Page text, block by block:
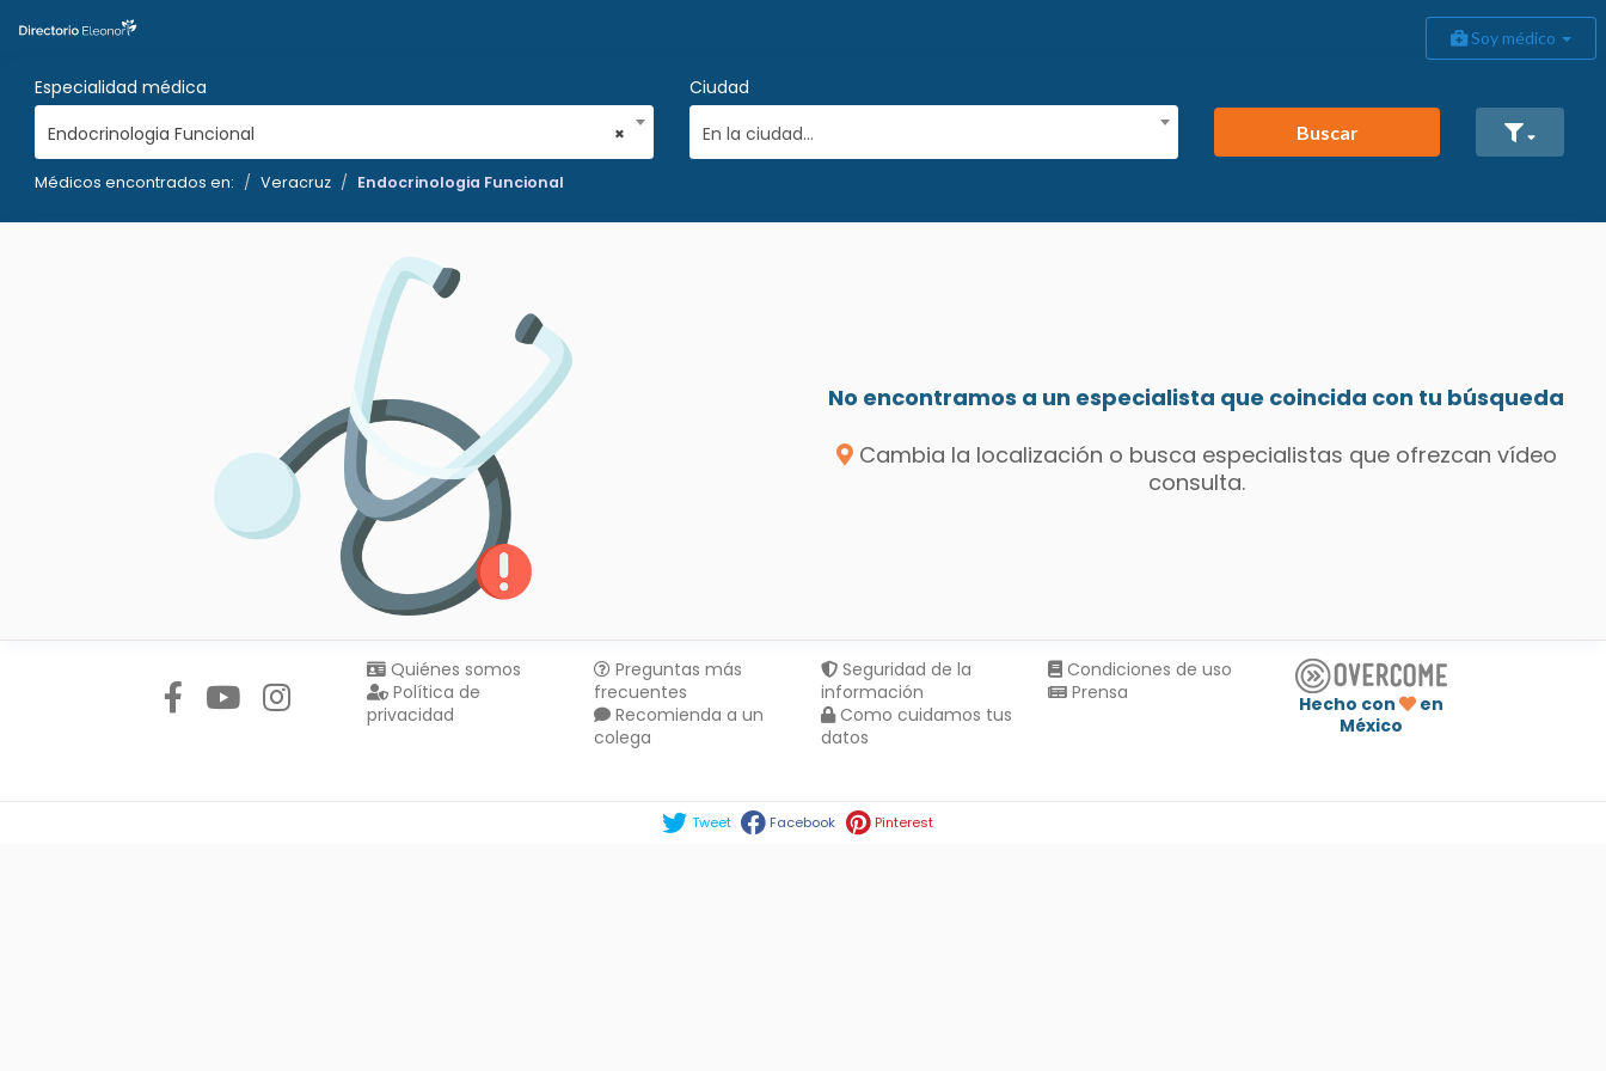
Soy médico
Especialidad médica
×
Endocrinologia Funcional
Ciudad
En la ciudad...
Buscar
Médicos encontrados en: Veracruz Endocrinologia Funcional
No encontramos a un especialista que coincida con tu búsqueda
Cambia la localización o busca especialistas que ofrezcan vídeo
consulta.
Quiénes somos
Política de
privacidad
Preguntas más
frecuentes
Recomienda a un
colega
Seguridad de la
información
Como cuidamos tus
datos
Condiciones de uso
Prensa
Hecho con
en
México
Tweet Facebook Pinterest